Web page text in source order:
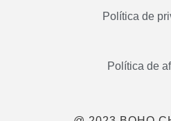
Política de
Política de